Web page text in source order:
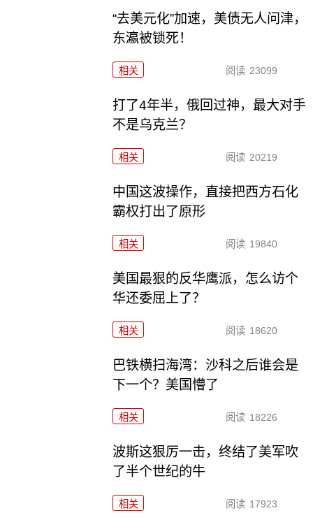
“去美元化”加速，美债无人问津，
东瀛被锁死！
相关 阅读 23099
打了4年半，俄回过神，最大对手
不是乌克兰？
相关 阅读 20219
中国这波操作，直接把西方石化
霸权打出了原形
相关 阅读 19840
美国最狠的反华鹰派，怎么访个
华还委屈上了？
相关 阅读 18620
巴铁横扫海湾：沙科之后谁会是
下一个？美国懵了
相关 阅读 18226
波斯这狠厉一击，终结了美军吹
了半个世纪的牛
相关 阅读 17923